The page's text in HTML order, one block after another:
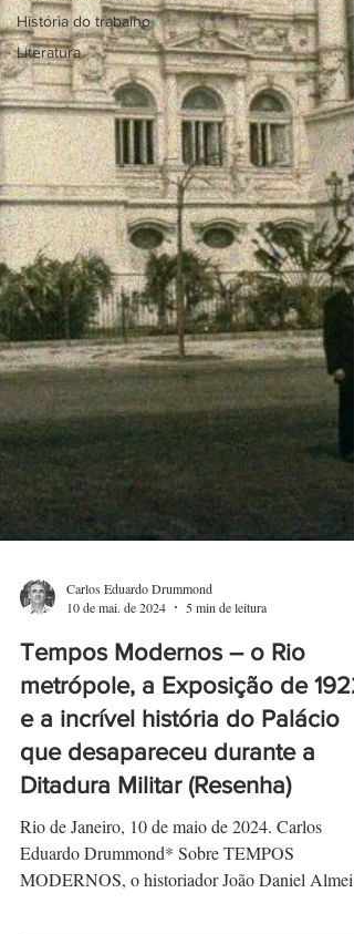
História do trabalho
Literatura
Carlos Eduardo Drummond
Tempos Modernos – o Rio
metrópole, a Exposição de 1922
e a incrível história do Palácio
que desapareceu durante a
Ditadura Militar (Resenha)
Rio de Janeiro, 10 de maio de 2024. Carlos
Eduardo Drummond* Sobre TEMPOS